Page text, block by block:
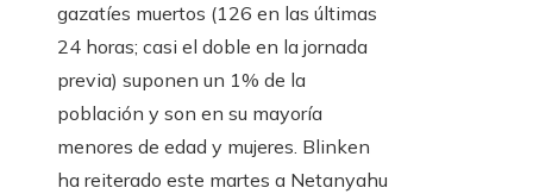
gazatíes muertos (126 en las últimas
24 horas; casi el doble en la jornada
previa) suponen un 1% de la
población y son en su mayoría
menores de edad y mujeres. Blinken
ha reiterado este martes a Netanyahu